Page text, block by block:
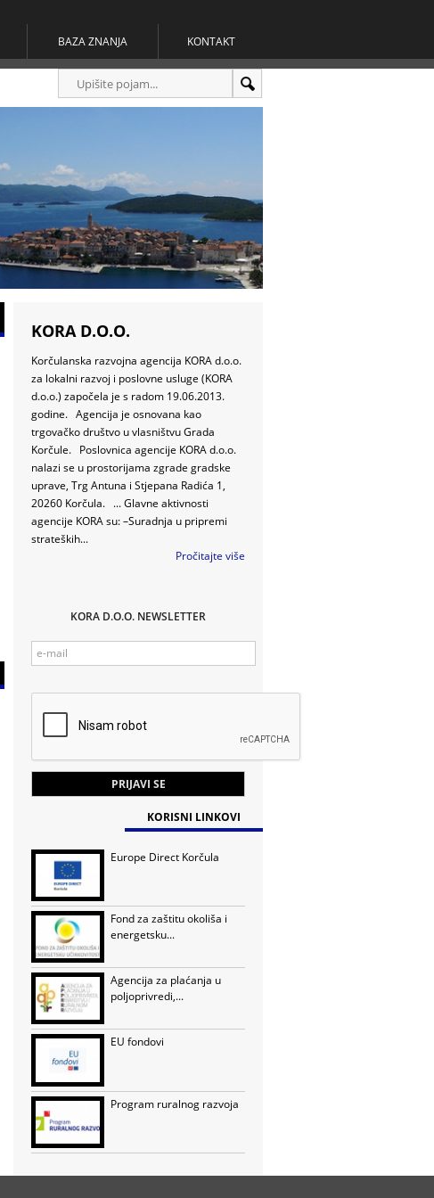
BAZA ZNANJA KONTAKT
KORA D.O.O.
Korčulanska razvojna agencija KORA d.o.o.
za lokalni razvoj i poslovne usluge (KORA
d.o.o.) započela je s radom 19.06.2013.
godine. Agencija je osnovana kao
trgovačko društvo u vlasništvu Grada
Korčule. Poslovnica agencije KORA d.o.o.
nalazi se u prostorijama zgrade gradske
uprave, Trg Antuna i Stjepana Radića 1,
20260 Korčula. ... Glavne aktivnosti
agencije KORA su: –Suradnja u pripremi
strateških...
Pročitajte više
KORA D.O.O. NEWSLETTER
KORISNI LINKOVI
Europe Direct Korčula
Fond za zaštitu okoliša i
energetsku...
Agencija za plaćanja u
poljoprivredi,...
EU fondovi
Program ruralnog razvoja